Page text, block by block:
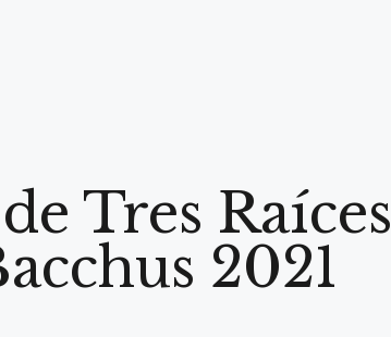
Tres Raíces
2021